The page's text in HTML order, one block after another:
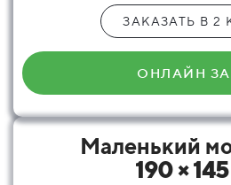
ЗАКАЗАТЬ В 2
ОНЛАЙН
Маленький
190 ×